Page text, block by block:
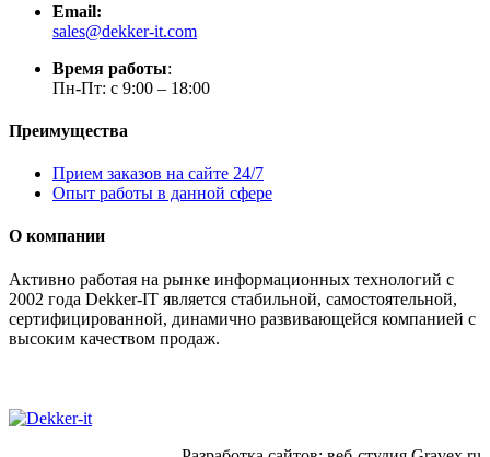
Email:
sales@dekker-it.com
Время работы:
Пн-Пт: с 9:00 – 18:00
Преимущества
Прием заказов на сайте 24/7
Опыт работы в данной сфере
О компании
Активно работая на рынке информационных технологий с
2002 года Dekker-IT является стабильной, самостоятельной,
сертифицированной, динамично развивающейся компанией с
высоким качеством продаж.